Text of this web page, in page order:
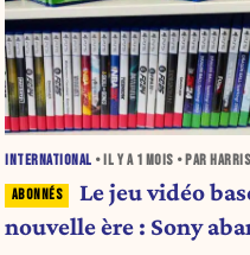
INTERNATIONAL • IL Y A 1 MOIS • PAR
Le jeu vidéo
nouvelle ère : Sony